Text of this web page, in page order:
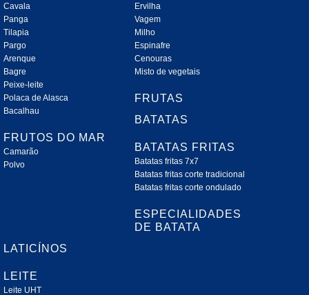
Cavala
Panga
Tilapia
Pargo
Arenque
Bagre
Peixe-leite
Polaca de Alasca
Bacalhau
FRUTOS DO MAR
Camarão
Polvo
Ervilha
Vagem
Milho
Espinafre
Cenouras
Misto de vegetais
FRUTAS
BATATAS
BATATAS FRITAS
Batatas fritas 7x7
Batatas fritas corte tradicional
Batatas fritas corte ondulado
ESPECIALIDADES
DE BATATA
LATICÍNOS
LEITE
Leite UHT